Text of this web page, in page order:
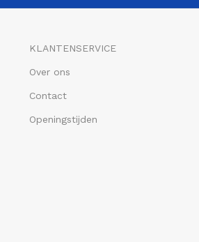
KLANTENSERVICE
Over ons
Contact
Openingstijden